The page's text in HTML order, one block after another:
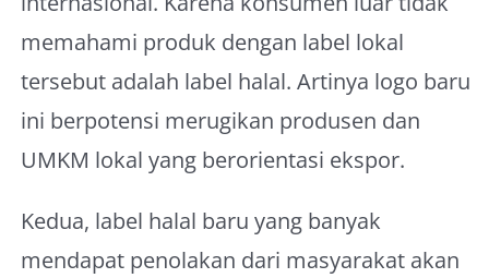
memahami produk dengan label lokal
tersebut adalah label halal. Artinya logo baru
ini berpotensi merugikan produsen dan
UMKM lokal yang berorientasi ekspor.
Kedua, label halal baru yang banyak
mendapat penolakan dari masyarakat akan